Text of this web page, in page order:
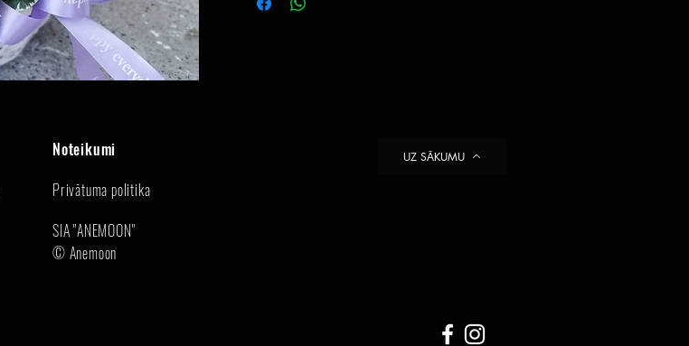
Noteikumi
Privātuma politika
SIA "ANEMOON"
© Anemoon
UZ SĀKUMU